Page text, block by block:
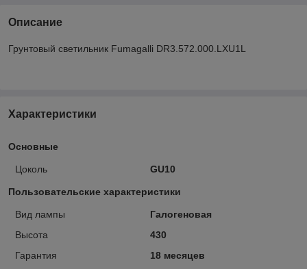
Описание
Грунтовый светильник Fumagalli DR3.572.000.LXU1L
Характеристики
Основные
Цоколь GU10
Пользовательские характеристики
Вид лампы
Галогеновая
Высота
430
Гарантия
18 месяцев